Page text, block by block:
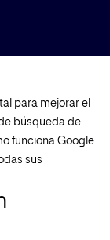
para mejorar el
búsqueda de
funciona Google
sus